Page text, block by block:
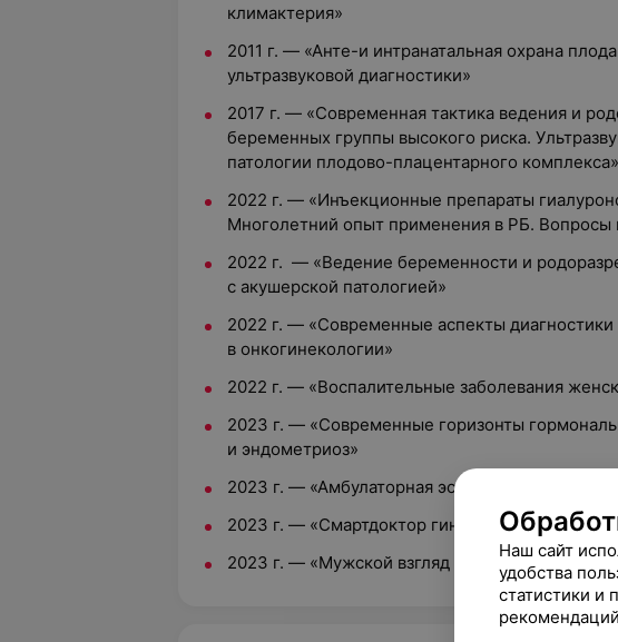
климактерия»
2011 г. — «Анте-и интранатальная охрана
ультразвуковой диагностики»
2017 г. — «Современная тактика ведения и
беременных группы высокого риска.
патологии плодово-плацентарного комплекса»
2022 г. — «Инъекционные препараты
Многолетний опыт применения в РБ. Вопросы
2022 г. — «Ведение беременности и
с акушерской патологией»
2022 г. — «Современные аспекты
в онкогинекологии»
2022 г. — «Воспалительные заболевания
2023 г. — «Современные горизонты
и эндометриоз»
2023 г. — «Амбулаторная эстетическая
2023 г. — «Смартдоктор гинеколоджи»
2023 г. — «Мужской взгляд на женское
Наш сайт
удобства
статистики и